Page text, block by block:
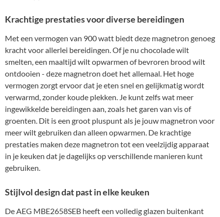
Krachtige prestaties voor diverse bereidingen
Met een vermogen van 900 watt biedt deze magnetron genoeg
kracht voor allerlei bereidingen. Of je nu chocolade wilt
smelten, een maaltijd wilt opwarmen of bevroren brood wilt
ontdooien - deze magnetron doet het allemaal. Het hoge
vermogen zorgt ervoor dat je eten snel en gelijkmatig wordt
verwarmd, zonder koude plekken. Je kunt zelfs wat meer
ingewikkelde bereidingen aan, zoals het garen van vis of
groenten. Dit is een groot pluspunt als je jouw magnetron voor
meer wilt gebruiken dan alleen opwarmen. De krachtige
prestaties maken deze magnetron tot een veelzijdig apparaat
in je keuken dat je dagelijks op verschillende manieren kunt
gebruiken.
Stijlvol design dat past in elke keuken
De AEG MBE2658SEB heeft een volledig glazen buitenkant